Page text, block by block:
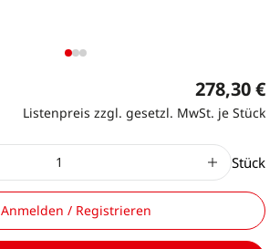
278,30 €
Listenpreis zzgl. gesetzl. MwSt. je Stück
Stück
Anmelden / Registrieren